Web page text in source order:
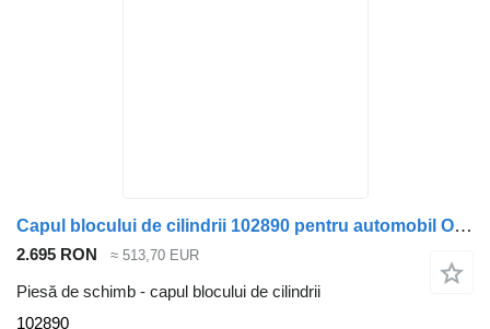
Capul blocului de cilindrii 102890 pentru automobil Opel MOVANO RENAULT MASTER II ZD3A2 3.0 CDT
2.695 RON ≈ 513,70 EUR
Piesă de schimb - capul blocului de cilindrii
102890